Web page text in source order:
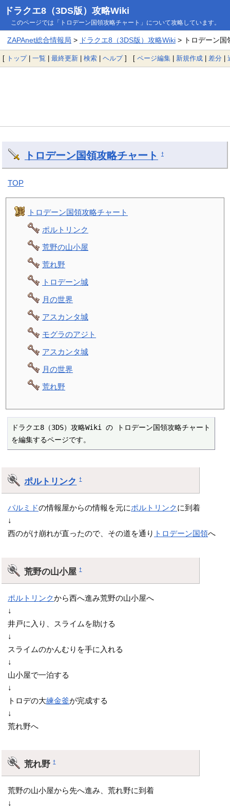
ドラクエ8（3DS版）攻略Wiki
このページでは「トロデーン国領攻略チャート」について攻略しています。
ZAPAnet総合情報局 > ドラクエ8（3DS版）攻略Wiki> トロデーン国
[ トップ| 一覧 | 最終更新 | 検索 | ヘルプ] [ ページ編集 | 新規作成 | 差分 |
トロデーン国領攻略チャート †
TOP
トロデーン国領攻略チャート
ポルトリンク
荒野の山小屋
荒れ野
トロデーン城
月の世界
アスカンタ城
モグラのアジト
アスカンタ城
月の世界
荒れ野
ドラクエ8（3DS）攻略Wiki の トロデーン国領攻略チャート
を編集するページです。
ポルトリンク †
パルミドの情報屋からの情報を元にポルトリンクに到着
↓
西のがけ崩れが直ったので、その道を通り トロデーン国領へ
荒野の山小屋†
ポルトリンクから西へ進み荒野の山小屋へ
↓
井戸に入り、スライムを助ける
↓
スライムのかんむりを手に入れる
↓
山小屋で一泊する
↓
トロデの大練金釜が完成する
↓
荒れ野へ
荒れ野†
荒野の山小屋から先へ進み、荒れ野に到着
↓